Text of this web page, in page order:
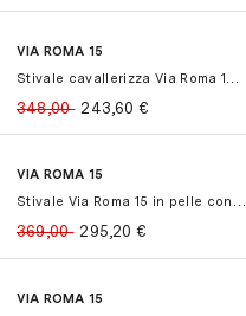
-30%
-30%
VIA ROMA 15
348,00 243,60€
-20%
-20%
VIA ROMA 15
Stivale Via Roma 15 in pelle con "V...
369,00 295,20€
-30%
-30%
VIA ROMA 15